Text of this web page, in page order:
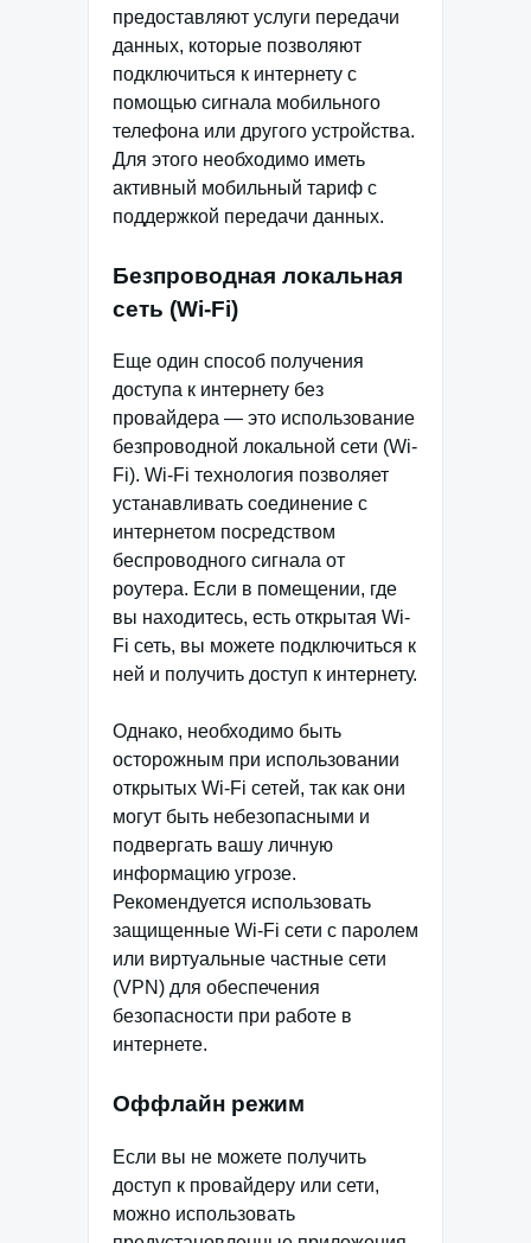
предоставляют услуги передачи
данных, которые позволяют
подключиться к интернету с
помощью сигнала мобильного
телефона или другого устройства.
Для этого необходимо иметь
активный мобильный тариф с
поддержкой передачи данных.
Безпроводная локальная
сеть (Wi-Fi)
Еще один способ получения
доступа к интернету без
провайдера — это использование
безпроводной локальной сети (Wi-
Fi). Wi-Fi технология позволяет
устанавливать соединение с
интернетом посредством
беспроводного сигнала от
роутера. Если в помещении, где
вы находитесь, есть открытая Wi-
Fi сеть, вы можете подключиться к
ней и получить доступ к интернету.
Однако, необходимо быть
осторожным при использовании
открытых Wi-Fi сетей, так как они
могут быть небезопасными и
подвергать вашу личную
информацию угрозе.
Рекомендуется использовать
защищенные Wi-Fi сети с паролем
или виртуальные частные сети
(VPN) для обеспечения
безопасности при работе в
интернете.
Оффлайн режим
Если вы не можете получить
доступ к провайдеру или сети,
можно использовать